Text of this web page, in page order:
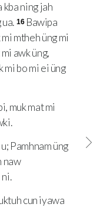
kba ning jah
16 Bawipa
mtheh üng mi
awk üng,
mi bo mi ei üng
muk mat mi
Pamhnam üng
naw
cun iyawa